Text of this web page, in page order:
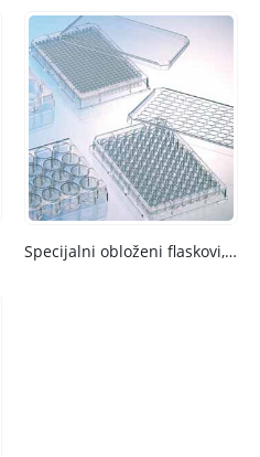
Specijalni obloženi flaskovi, sudovi i višebunarske mikroploče za ćelijske kulture